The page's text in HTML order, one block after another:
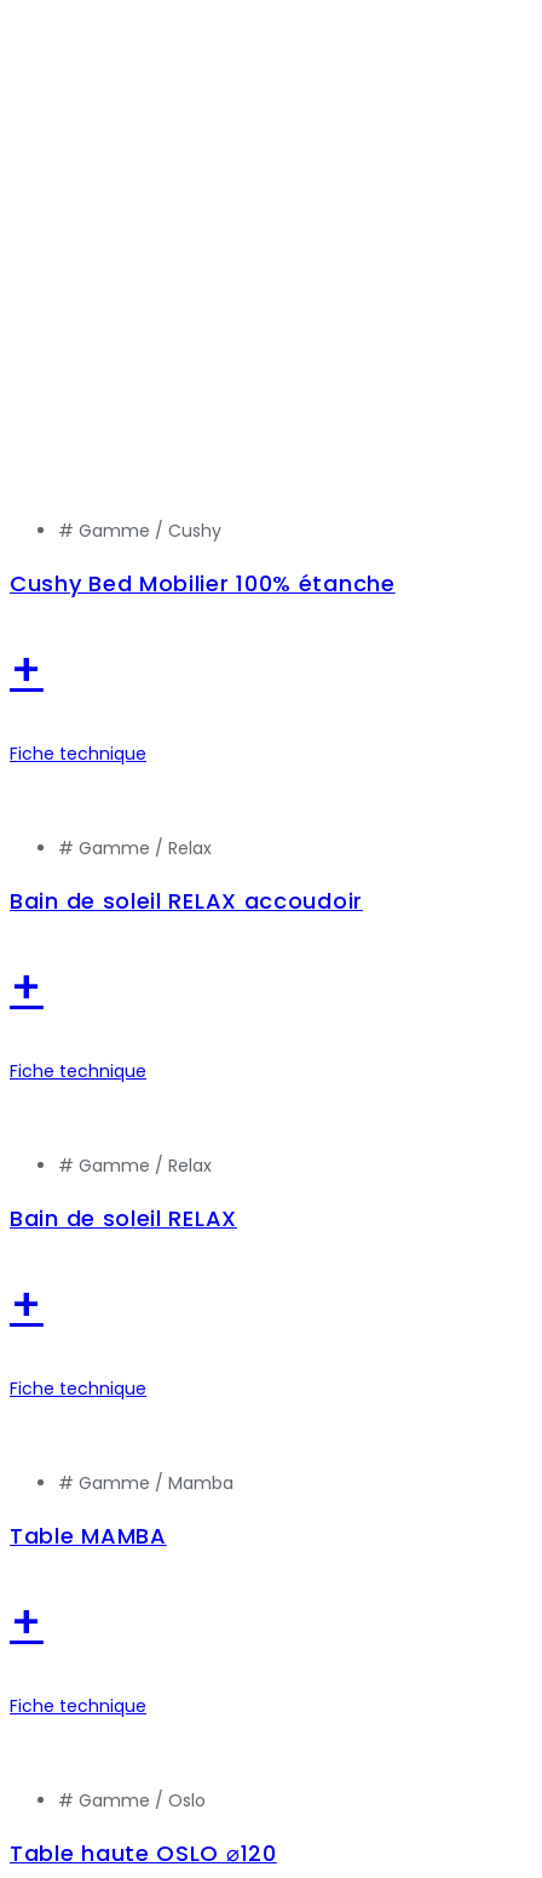
# Gamme / Cushy
Cushy Bed Mobilier 100% étanche
+
Fiche technique
# Gamme / Relax
Bain de soleil RELAX accoudoir
+
Fiche technique
# Gamme / Relax
Bain de soleil RELAX
+
Fiche technique
# Gamme / Mamba
Table MAMBA
+
Fiche technique
# Gamme / Oslo
Table haute OSLO ⌀120